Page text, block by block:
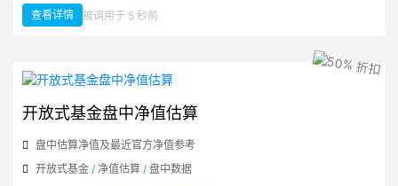
查看详情：公募基金组合风险分析
被调用于 5 秒前
开放式基金盘中净值估算
盘中估算净值及最近官方净值参考
开放式基金 / 净值估算 / 盘中数据